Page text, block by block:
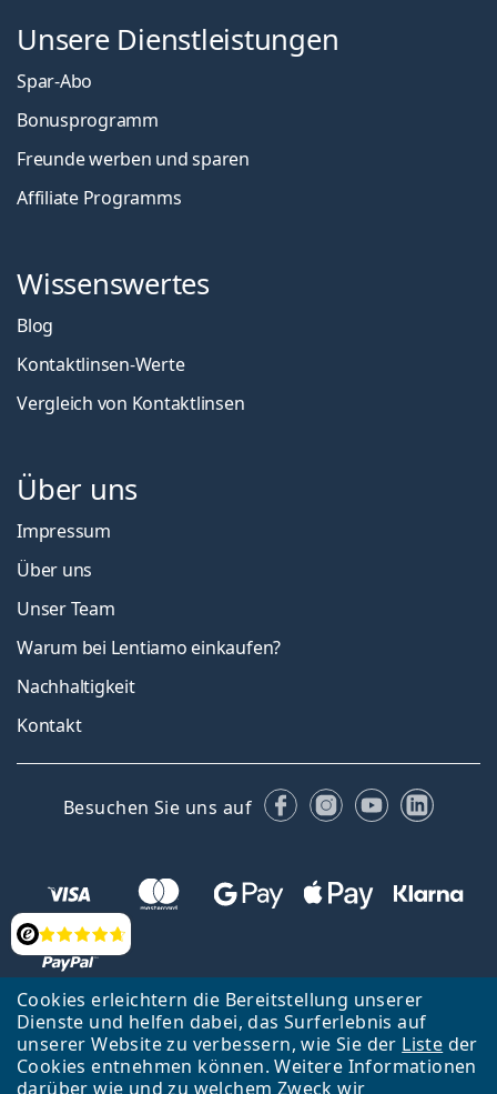
Cookies erleichtern die Bereitstellung unserer
Dienste und helfen dabei, das Surferlebnis auf
unserer Website zu verbessern, wie Sie der Liste der
Cookies entnehmen können. Weitere Informationen
darüber wie und zu welchem Zweck wir
Bewertung
Unsere Dienstleistungen
Spar-Abo
Bonusprogramm
Freunde werben und sparen
Affiliate Programms
Wissenswertes
Blog
Kontaktlinsen-Werte
Vergleich von Kontaktlinsen
Über uns
Impressum
Über uns
Unser Team
Warum bei Lentiamo einkaufen?
Nachhaltigkeit
Kontakt
Besuchen Sie uns auf FacebookInstagram
YouTube
Zurück zur Hauptseite Nach oben
Français
Lentiamo s.r.o., Tschechien ist Eigentümer und Betreiber des Online-
Shops Lentiamo.ch
Seit 18 Jahren sind wir für Sie da.